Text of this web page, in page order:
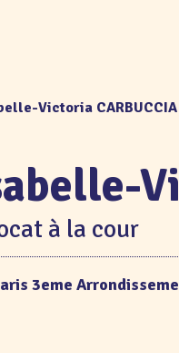
Victoria CARBUCCIA
à la cour
3eme